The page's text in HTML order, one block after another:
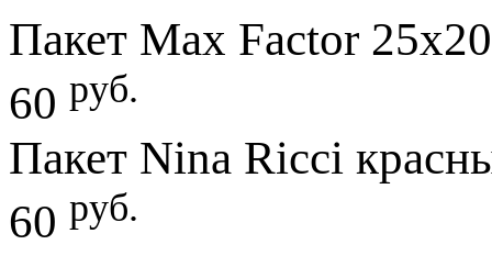
Пакет Max Factor
60 руб.
Пакет Nina Ricci
60 руб.